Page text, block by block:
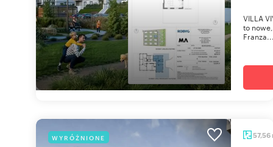
VILLA
to
WYRÓŻNIONE 57,56